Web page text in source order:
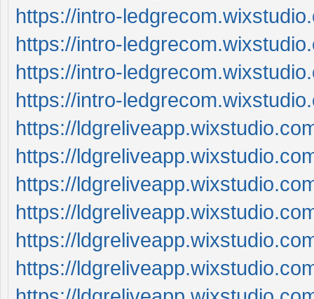
https://intro-
https://intro-
https://intro-
https://intro-
https://
https://
https://
https://
https://
https://